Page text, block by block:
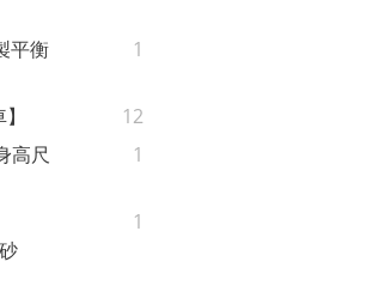
平衡
1
12
高尺
1
1